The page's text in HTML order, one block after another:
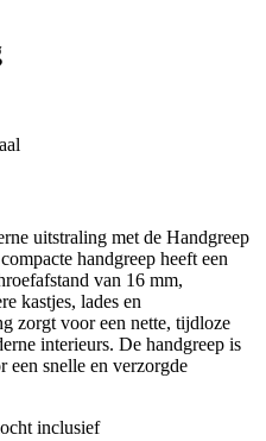
uitstraling met de Handgreep
handgreep heeft een
van 16 mm,
kastjes, lades en
zorgt voor een nette, tijdloze
interieurs. De handgreep is
een snelle en verzorgde
inclusief